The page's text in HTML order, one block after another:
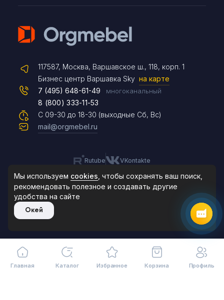
Главная Каталог Избранное Корзина Профиль
117587, Москва, Варшавское ш., 118, корп. 1
Бизнес центр Варшавка Sky на карте
С 09-30 до 18-30 (выходные Сб, Вс)
7 (495) 648-61-49 многоканальный
8 (800) 333-11-53
mail@orgmebel.ru
Rutube VKontakte
Продажа офисной мебели.
Все права защищены.
Telegram
Max
Чат на сайте
8 (495) 183-47-87
По будням с 09:30 до 18:30
Мы используем cookies , чтобы сохранять ваш поиск,
рекомендовать полезное и создавать другие
удобства на сайте
Окей